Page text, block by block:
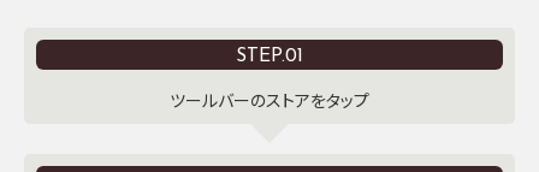
STEP.01
ツールバーのストアをタップ